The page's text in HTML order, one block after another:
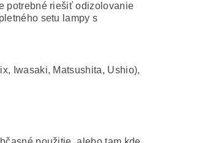
potrebné riešiť odizolovanie
setu lampy s
Iwasaki, Matsushita, Ushio),